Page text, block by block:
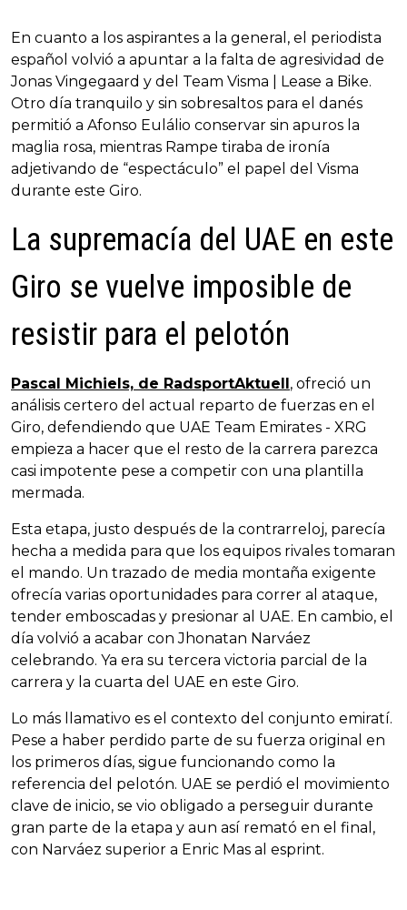
En cuanto a los aspirantes a la general, el periodista
español volvió a apuntar a la falta de agresividad de
Jonas Vingegaard y del Team Visma | Lease a Bike.
Otro día tranquilo y sin sobresaltos para el danés
permitió a Afonso Eulálio conservar sin apuros la
maglia rosa, mientras Rampe tiraba de ironía
adjetivando de “espectáculo” el papel del Visma
durante este Giro.
La supremacía del UAE en este
Giro se vuelve imposible de
resistir para el pelotón
Pascal Michiels, de RadsportAktuell, ofreció un
análisis certero del actual reparto de fuerzas en el
Giro, defendiendo que UAE Team Emirates - XRG
empieza a hacer que el resto de la carrera parezca
casi impotente pese a competir con una plantilla
mermada.
Esta etapa, justo después de la contrarreloj, parecía
hecha a medida para que los equipos rivales tomaran
el mando. Un trazado de media montaña exigente
ofrecía varias oportunidades para correr al ataque,
tender emboscadas y presionar al UAE. En cambio, el
día volvió a acabar con Jhonatan Narváez
celebrando. Ya era su tercera victoria parcial de la
carrera y la cuarta del UAE en este Giro.
Lo más llamativo es el contexto del conjunto emiratí.
Pese a haber perdido parte de su fuerza original en
los primeros días, sigue funcionando como la
referencia del pelotón. UAE se perdió el movimiento
clave de inicio, se vio obligado a perseguir durante
gran parte de la etapa y aun así remató en el final,
con Narváez superior a Enric Mas al esprint.